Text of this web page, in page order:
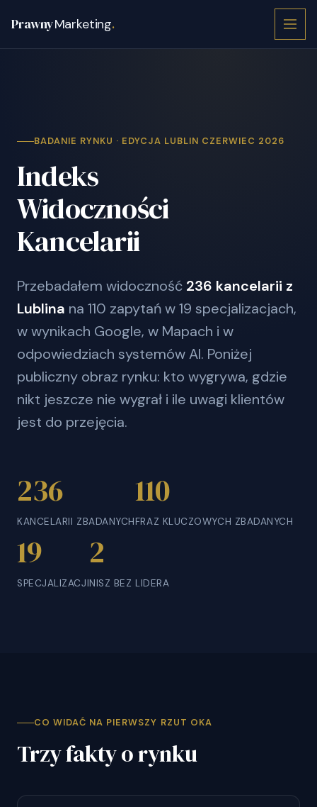
PrawnyMarketing.
BADANIE RYNKU · EDYCJA LUBLIN CZERWIEC 2026
Indeks
Widoczności
Kancelarii
Przebadałem widoczność 236 kancelarii z
Lublina na 110 zapytań w 19 specjalizacjach,
w wynikach Google, w Mapach i w
odpowiedziach systemów AI. Poniżej
publiczny obraz rynku: kto wygrywa, gdzie
nikt jeszcze nie wygrał i ile uwagi klientów
jest do przejęcia.
236
KANCELARII ZBADANYCH
110
FRAZ KLUCZOWYCH ZBADANYCH
19
SPECJALIZACJI
2
NISZ BEZ LIDERA
CO WIDAĆ NA PIERWSZY RZUT OKA
Trzy fakty o rynku